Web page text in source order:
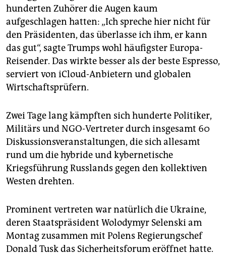
hunderten Zuhörer die Augen kaum
aufgeschlagen hatten: „Ich spreche hier nicht für
den Präsidenten, das überlasse ich ihm, er kann
das gut“, sagte Trumps wohl häufigster Europa-
Reisender. Das wirkte besser als der beste Espresso,
serviert von iCloud-Anbietern und globalen
Wirtschaftsprüfern.
Zwei Tage lang kämpften sich hunderte Politiker,
Militärs und NGO-Vertreter durch insgesamt 60
Diskussionsveranstaltungen, die sich allesamt
rund um die hybride und kybernetische
Kriegsführung Russlands gegen den kollektiven
Westen drehten.
Prominent vertreten war natürlich die Ukraine,
deren Staatspräsident Wolodymyr Selenski am
Montag zusammen mit Polens Regierungschef
Donald Tusk das Sicherheitsforum eröffnet hatte.